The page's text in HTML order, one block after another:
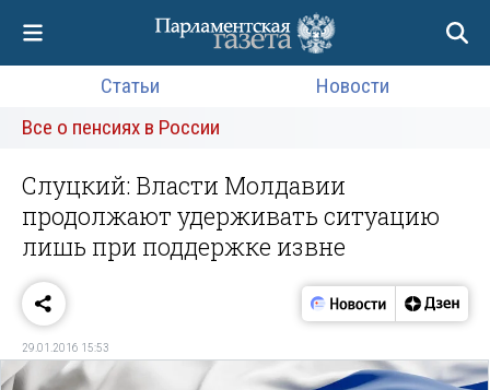
Статьи
Новости
Все о пенсиях в России
Слуцкий: Власти Молдавии
продолжают удерживать ситуацию
лишь при поддержке извне
29.01.2016 15:53